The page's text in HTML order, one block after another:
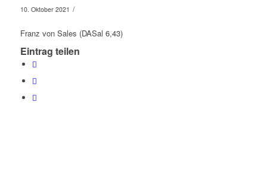
10. Oktober 2021 /
Franz von Sales (DASal 6,43)
Eintrag teilen